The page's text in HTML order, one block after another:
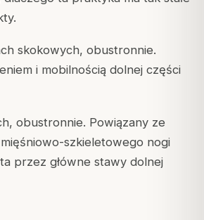
skokowych, obustronnie.
i mobilnością dolnej części
obustronnie. Powiązany ze
szkieletowego nogi
przez główne stawy dolnej